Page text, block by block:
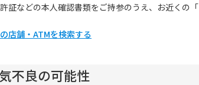
証などの本人確認書類をご持参のうえ、お近くの
店舗・ATMを検索する
不良の可能性